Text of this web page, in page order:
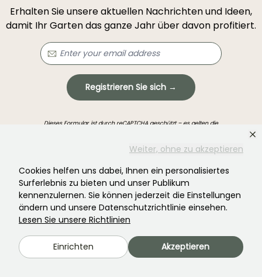
Weiter, ohne zu akzeptieren
Cookies helfen uns dabei, Ihnen ein personalisiertes
Surferlebnis zu bieten und unser Publikum
kennenzulernen. Sie können jederzeit die Einstellungen
ändern und unsere Datenschutzrichtlinie einsehen.
Lesen Sie unsere Richtlinien
Einrichten Akzeptieren
Erhalten Sie unsere aktuellen Nachrichten und Ideen,
damit Ihr Garten das ganze Jahr über davon profitiert.
Registrieren Sie sich →
Dieses Formular ist durch reCAPTCHA geschützt – es gelten die
Haben Sie nicht gefunden, was Sie gesucht
haben?